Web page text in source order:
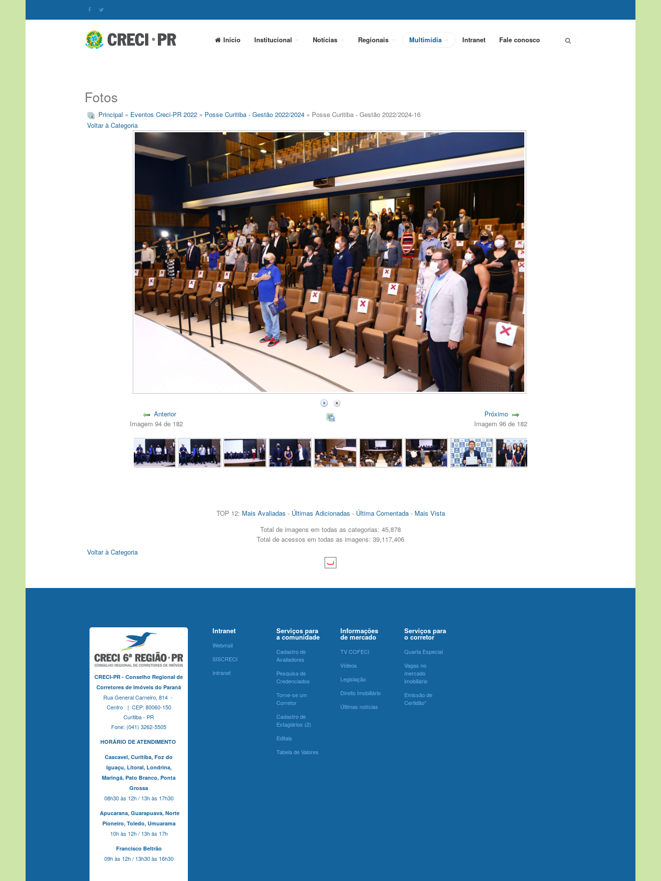
Início Institucional Notícias Regionais Multimídia Intranet Fale conosco
Fotos
Principal » Eventos Creci-PR 2022 » Posse Curitiba - Gestão 2022/2024 » Posse Curitiba - Gestão 2022/2024-16
Voltar à Categoria
Anterior
Imagem 94 de 182
Próximo
Imagem 96 de 182
TOP 12: Mais Avaliadas - Últimas Adicionadas - Última Comentada- Mais Vista
Total de imagens em todas as categorias: 45,878
Total de acessos em todas as imagens: 39,117,406
Voltar à Categoria
CRECI-PR - Conselho Regional de
Corretores de Imóveis do Paraná
Rua General Carneiro, 814 -
Centro | CEP: 80060-150
Curitiba - PR
Fone: (041) 3262-5505
HORÁRIO DE ATENDIMENTO
Cascavel, Curitiba, Foz do
Iguaçu, Litoral, Londrina,
Maringá, Pato Branco, Ponta
Grossa
08h30 às 12h / 13h às 17h30
Apucarana, Guarapuava, Norte
Pioneiro, Toledo, Umuarama
10h às 12h / 13h às 17h
Francisco Beltrão
09h às 12h / 13h30 às 16h30
Intranet
Webmail
SISCRECI
Intranet
Serviços para
a comunidade
Cadastro de
Avaliadores
Pesquisa de
Credenciados
Torne-se um
Corretor
Cadastro de
Estagiários (2)
Editais
Tabela de Valores
Informações
de mercado
TV COFECI
Vídeos
Legislação
Direito Imobiliário
Últimas notícias
Serviços para
o corretor
Quarta Especial
Vagas no
mercado
imobiliário
Emissão de
Certidão*